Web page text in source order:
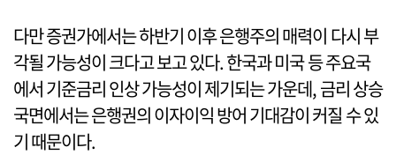
다만 증권가에서는 하반기 이후 은행주의 매력이 다시 부
각될 가능성이 크다고 보고 있다. 한국과 미국 등 주요국
에서 기준금리 인상 가능성이 제기되는 가운데, 금리 상승
국면에서는 은행권의 이자이익 방어 기대감이 커질 수 있
기 때문이다.